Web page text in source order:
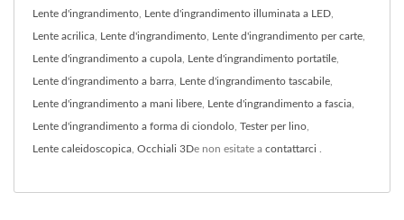
Lente d'ingrandimento Lente d'ingrandimento illuminata a LED
Lente acrilica Lente d'ingrandimento Lente d'ingrandimento per carte
Lente d'ingrandimento a cupola Lente d'ingrandimento portatile
Lente d'ingrandimento a barra Lente d'ingrandimento tascabile
Lente d'ingrandimento a mani libere Lente d'ingrandimento a fascia
Lente d'ingrandimento a forma di ciondolo Tester per lino
Lente caleidoscopica Occhiali 3De non esitate a contattarci